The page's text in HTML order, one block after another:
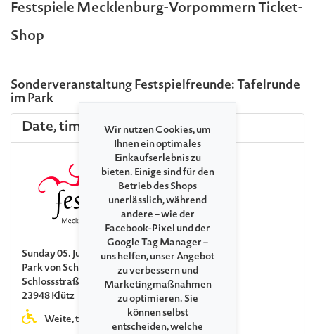
Festspiele Mecklenburg-Vorpommern Ticket-
Shop
Sonderveranstaltung Festspielfreunde: Tafelrunde
im Park
Date, time and place
Sunday 05. July 2026, 01:30 PM
Park von Schloss Bothmer
Schlossstraße
23948 Klütz
Weite, teils unbefestigte Wege
Wir nutzen Cookies, um
Ihnen ein optimales
Einkaufserlebnis zu
bieten. Einige sind für den
Betrieb des Shops
unerlässlich, während
andere – wie der
Facebook-Pixel und der
Google Tag Manager –
uns helfen, unser Angebot
zu verbessern und
Marketingmaßnahmen
zu optimieren. Sie
können selbst
entscheiden, welche